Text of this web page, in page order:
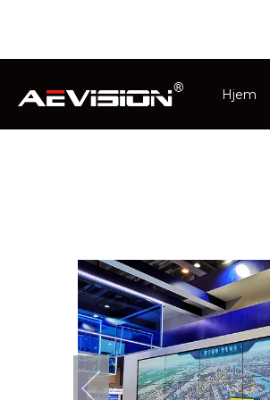
Hjem
Hjem